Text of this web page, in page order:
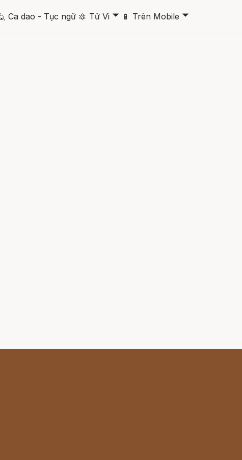
Ca dao - Tục ngữ 🔯 Tử Vi 🞃 📱 Trên Mobile 🞃